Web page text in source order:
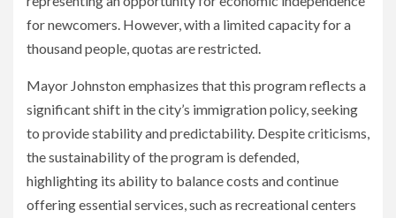
for newcomers. However, with a limited capacity for a
thousand people, quotas are restricted.
Mayor Johnston emphasizes that this program reflects a
significant shift in the city’s immigration policy, seeking
to provide stability and predictability. Despite criticisms,
the sustainability of the program is defended,
highlighting its ability to balance costs and continue
offering essential services, such as recreational centers